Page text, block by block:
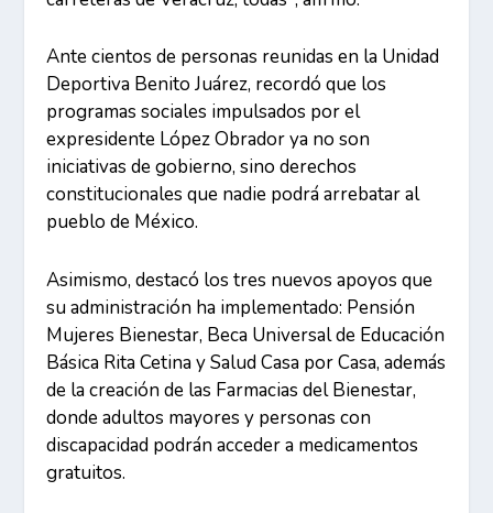
Ante cientos de personas reunidas en la Unidad
Deportiva Benito Juárez, recordó que los
programas sociales impulsados por el
expresidente López Obrador ya no son
iniciativas de gobierno, sino derechos
constitucionales que nadie podrá arrebatar al
pueblo de México.
Asimismo, destacó los tres nuevos apoyos que
su administración ha implementado: Pensión
Mujeres Bienestar, Beca Universal de Educación
Básica Rita Cetina y Salud Casa por Casa, además
de la creación de las Farmacias del Bienestar,
donde adultos mayores y personas con
discapacidad podrán acceder a medicamentos
gratuitos.